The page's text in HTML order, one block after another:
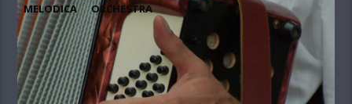
MELODICA ORCHESTRA